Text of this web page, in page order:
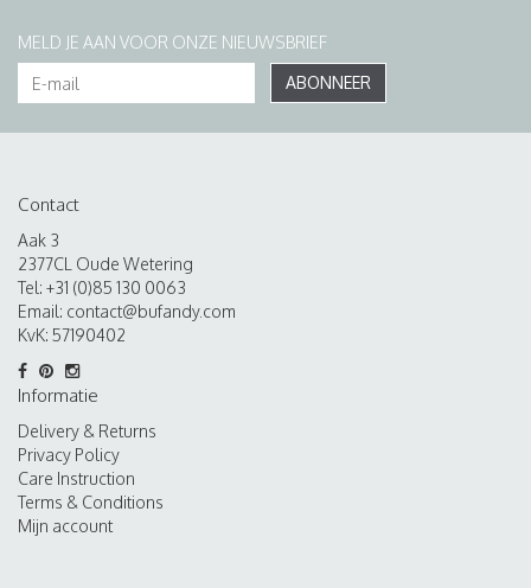
MELD JE AAN VOOR ONZE NIEUWSBRIEF
ABONNEER
Contact
Aak 3
2377CL Oude Wetering
Tel: +31 (0)85 130 0063
Email: contact@bufandy.com
KvK: 57190402
Informatie
Delivery & Returns
Privacy Policy
Care Instruction
Terms & Conditions
Mijn account